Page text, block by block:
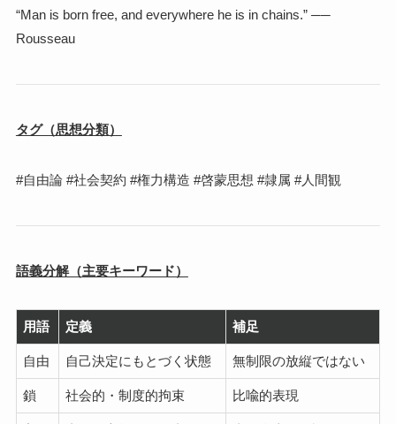
“Man is born free, and everywhere he is in chains.” ──
Rousseau
タグ（思想分類）
#自由論 #社会契約 #権力構造 #啓蒙思想 #隷属 #人間観
語義分解（主要キーワード）
用語 定義 補足
自由 自己決定にもとづく状態 無制限の放縦ではない
鎖 社会的・制度的拘束 比喩的表現